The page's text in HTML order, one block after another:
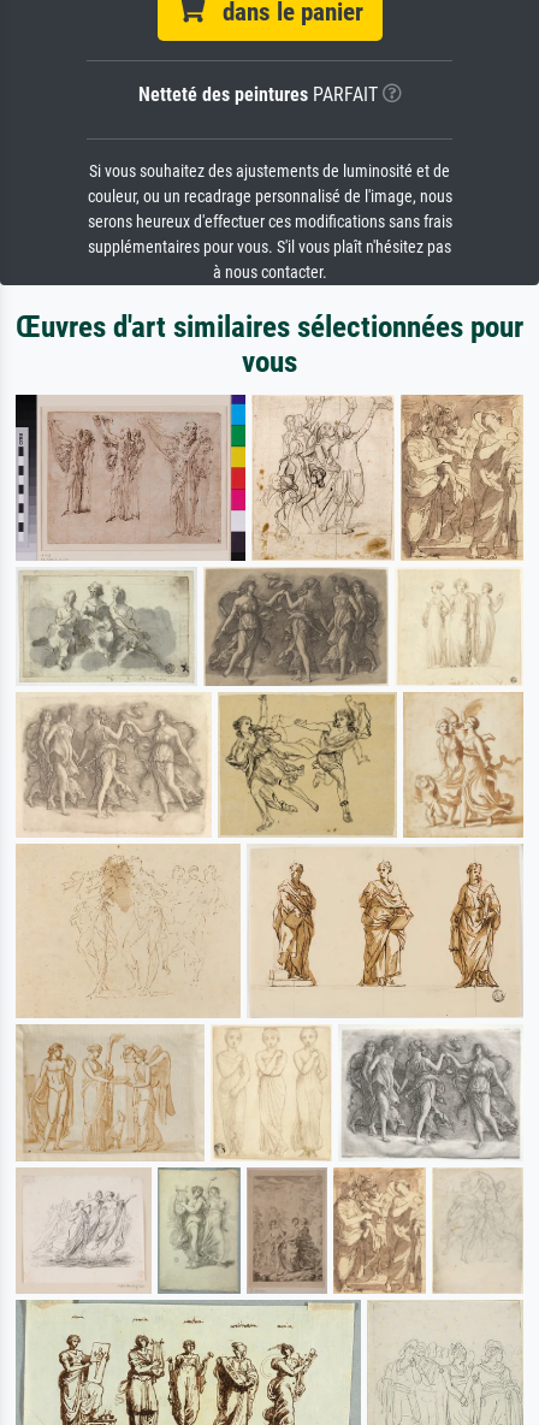
dans le panier
Netteté des peinturesPARFAIT
Si vous souhaitez des ajustements de luminosité et de
couleur, ou un recadrage personnalisé de l'image, nous
serons heureux d'effectuer ces modifications sans frais
supplémentaires pour vous. S'il vous plaît n'hésitez pas
à nous contacter.
Œuvres d'art similaires sélectionnées pour
vous